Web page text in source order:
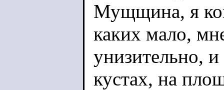
Мущщина, я
каких мало,
унизительно, и
кустах, на